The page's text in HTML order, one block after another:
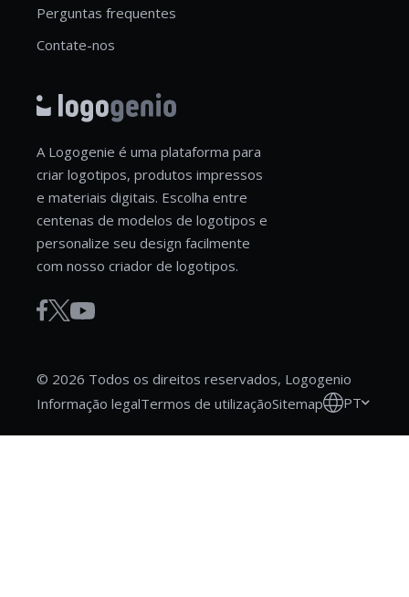
Perguntas frequentes
Contate-nos
A Logogenie é uma plataforma para
criar logotipos, produtos impressos
e materiais digitais. Escolha entre
centenas de modelos de logotipos e
personalize seu design facilmente
com nosso criador de logotipos.
© 2026 Todos os direitos reservados, Logogenio
Informação legalTermos de utilizaçãoSitemap PT